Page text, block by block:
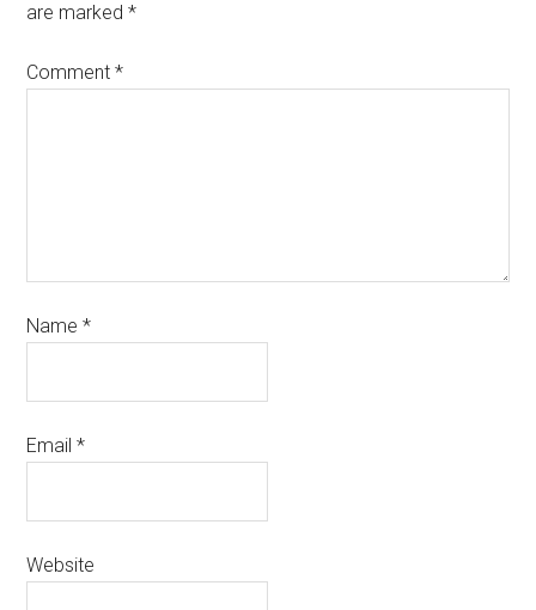
are marked*
Comment*
Name*
Email*
Website